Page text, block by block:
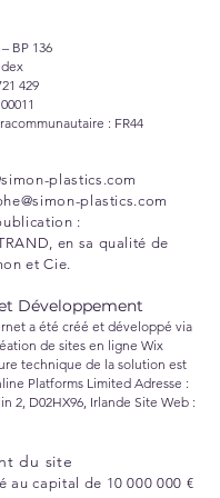
BP 136
429
: FR44
plastics.com
plastics.com
:
en sa qualité de
et Cie.
Développement
a été créé et développé via
de sites en ligne Wix
technique de la solution est
Platforms Limited Adresse :
2, D02HX96, Irlande Site Web :
du site
au capital de 10 000 000 €